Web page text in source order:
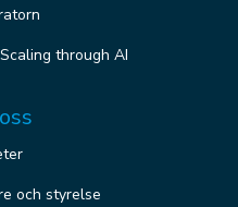
through AI
och styrelse